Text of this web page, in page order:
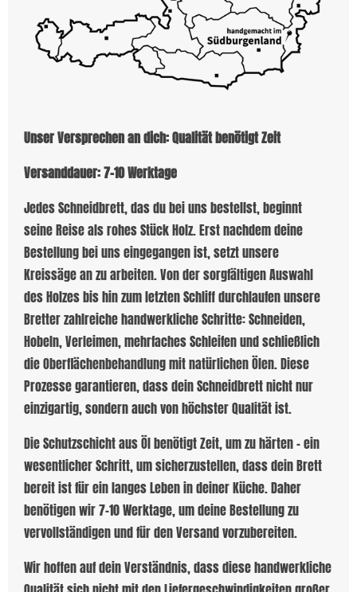
Unser Versprechen an dich: Qualität benötigt Zeit
Versanddauer: 7-10 Werktage
Jedes Schneidbrett, das du bei uns bestellst, beginnt
seine Reise als rohes Stück Holz. Erst nachdem deine
Bestellung bei uns eingegangen ist, setzt unsere
Kreissäge an zu arbeiten. Von der sorgfältigen Auswahl
des Holzes bis hin zum letzten Schliff durchlaufen unsere
Bretter zahlreiche handwerkliche Schritte: Schneiden,
Hobeln, Verleimen, mehrfaches Schleifen und schließlich
die Oberflächenbehandlung mit natürlichen Ölen. Diese
Prozesse garantieren, dass dein Schneidbrett nicht nur
einzigartig, sondern auch von höchster Qualität ist.
Die Schutzschicht aus Öl benötigt Zeit, um zu härten – ein
wesentlicher Schritt, um sicherzustellen, dass dein Brett
bereit ist für ein langes Leben in deiner Küche. Daher
benötigen wir 7-10 Werktage, um deine Bestellung zu
vervollständigen und für den Versand vorzubereiten.
Wir hoffen auf dein Verständnis, dass diese handwerkliche